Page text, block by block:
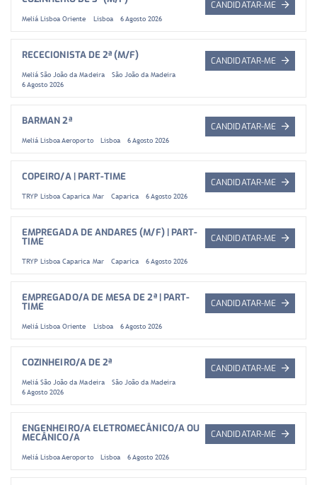
Meliá Lisboa Oriente Lisboa 6 Agosto 2026
CANDIDATAR-ME
RECECIONISTA DE 2ª (M/F)
Meliá São João da Madeira
São João da Madeira
6 Agosto 2026
CANDIDATAR-ME
BARMAN 2ª
Meliá Lisboa Aeroporto Lisboa 6 Agosto 2026
CANDIDATAR-ME
COPEIRO/A | PART-TIME
TRYP Lisboa Caparica Mar Caparica 6 Agosto 2026
CANDIDATAR-ME
EMPREGADA DE ANDARES (M/F) | PART-
TIME
TRYP Lisboa Caparica Mar Caparica 6 Agosto 2026
CANDIDATAR-ME
EMPREGADO/A DE MESA DE 2ª | PART-
TIME
Meliá Lisboa Oriente Lisboa 6 Agosto 2026
CANDIDATAR-ME
COZINHEIRO/A DE 2ª
Meliá São João da Madeira
São João da Madeira
6 Agosto 2026
CANDIDATAR-ME
ENGENHEIRO/A ELETROMECÂNICO/A OU
MECÂNICO/A
Meliá Lisboa Aeroporto Lisboa 6 Agosto 2026
CANDIDATAR-ME